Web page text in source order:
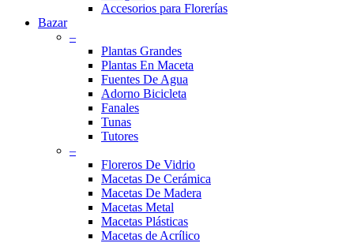
Accesorios para Florerías
Bazar
–
Plantas Grandes
Plantas En Maceta
Fuentes De Agua
Adorno Bicicleta
Fanales
Tunas
Tutores
–
Floreros De Vidrio
Macetas De Cerámica
Macetas De Madera
Macetas Metal
Macetas Plásticas
Macetas de Acrílico